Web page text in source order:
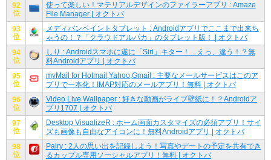
92
位
使って楽しい！マテリアルデザインのファイラーアプリ : Amaze
File Manager | オクトバ
93
位
メディバンペイントタブレット : Androidアプリでここまで出来ち
ゃうの！？「クラウドアルパカ」のタブレット版！ | オクトバ
94
位
しり : Androidスマホに遂に「Siri」キター！…えっ、違う！？無
料Androidアプリ | オクトバ
95
位
myMail for Hotmail,Yahoo,Gmail : 主要なメールサービスはこのア
プリで一本化！IMAP対応のメールアプリ！無料 | オクトバ
96
位
Video Live Wallpaper : 好きな動画がライブ壁紙に！？Androidア
プリ1707 | オクトバ
97
位
Desktop VisualizeR : ホーム画面カスタマイズの必須アプリ！サイ
ズも画像も自由なアイコンに！無料Androidアプリ | オクトバ
98
位
Pairy : 2人の思い出を記録しよう！写真やデートの予定を共有でき
るカップル専用ソーシャルアプリ！無料 | オクトバ